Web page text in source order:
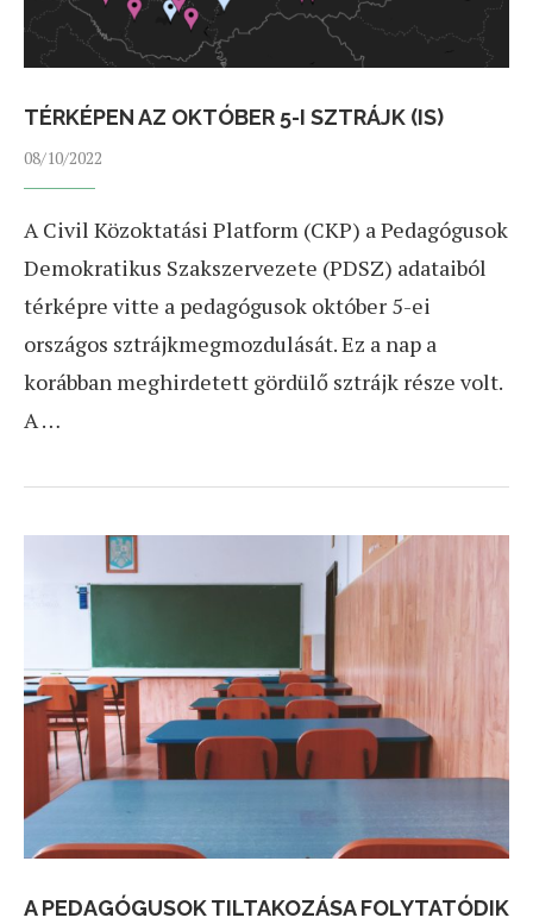
TÉRKÉPEN AZ OKTÓBER 5-I SZTRÁJK (IS)
08/10/2022
A Civil Közoktatási Platform (CKP) a Pedagógusok
Demokratikus Szakszervezete (PDSZ) adataiból
térképre vitte a pedagógusok október 5-ei
országos sztrájkmegmozdulását. Ez a nap a
korábban meghirdetett gördülő sztrájk része volt.
A …
A PEDAGÓGUSOK TILTAKOZÁSA FOLYTATÓDIK